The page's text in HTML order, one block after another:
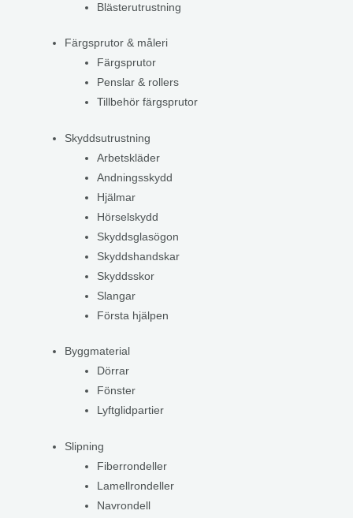
Blästerutrustning
Färgsprutor & måleri
Färgsprutor
Penslar & rollers
Tillbehör färgsprutor
Skyddsutrustning
Arbetskläder
Andningsskydd
Hjälmar
Hörselskydd
Skyddsglasögon
Skyddshandskar
Skyddsskor
Slangar
Första hjälpen
Byggmaterial
Dörrar
Fönster
Lyftglidpartier
Slipning
Fiberrondeller
Lamellrondeller
Navrondell